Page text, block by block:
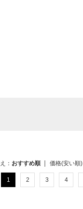
： おすすめ順 価格(安い順)
1 2 3 4